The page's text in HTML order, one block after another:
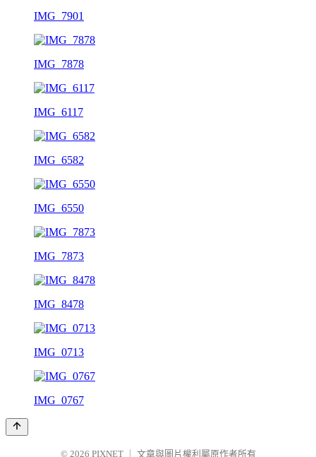
IMG_7901
IMG_7878
IMG_6117
IMG_6582
IMG_6550
IMG_7873
IMG_8478
IMG_0713
IMG_0767
© 2026 PIXNET 文章與圖片權利屬原作者所有